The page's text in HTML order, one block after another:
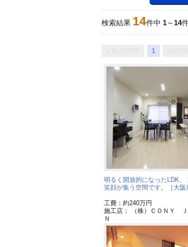
検索結果 14件中 1～ 14
1
明るく開放的になったLDK、
笑顔が集う空間です。［大阪
工費：約240万円
施工店： （株）ＣＯＮＹ Ｊ
Ｎ